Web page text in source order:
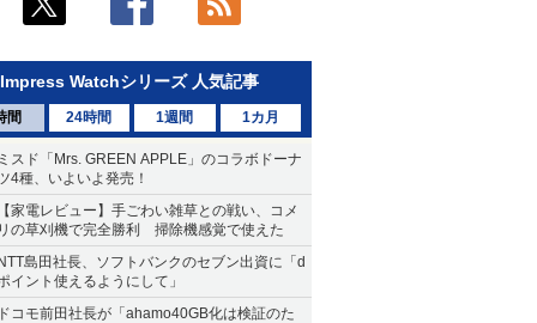
Impress Watchシリーズ 人気記事
間 24時間 1週間 1カ月
スド「Mrs. GREEN APPLE」のコラボドーナ
4種、いよいよ発売！
家電レビュー】手ごわい雑草との戦い、コメ
の草刈機で完全勝利 掃除機感覚で使えた
島田社長、ソフトバンクのセブン出資に「d
イント使えるようにして」
コモ前田社長が「ahamo40GB化は検証のた